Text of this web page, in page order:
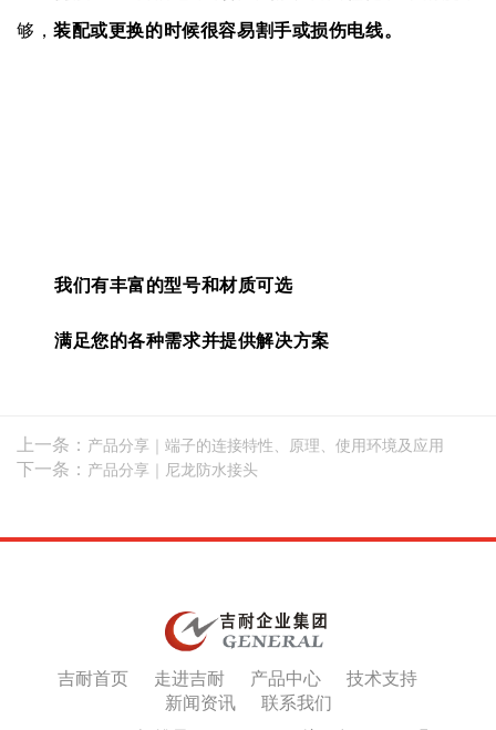
够，装配或更换的时候很容易割手或损伤电线。
我们有丰富的型号和材质可选
满足您的各种需求并提供解决方案
上一条： 产品分享｜端子的连接特性、原理、使用环境及应用
下一条： 产品分享｜尼龙防水接头
吉耐首页 走进吉耐 产品中心
技术支持
新闻资讯
联系我们